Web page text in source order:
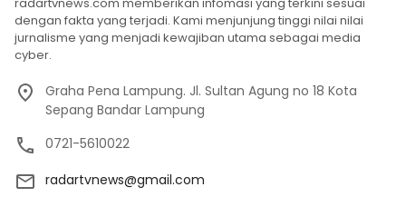
dengan fakta yang terjadi. Kami menjunjung tinggi nilai nilai
jurnalisme yang menjadi kewajiban utama sebagai media
cyber.
Graha Pena Lampung. Jl. Sultan Agung no 18 Kota
Sepang Bandar Lampung
0721-5610022
radartvnews@gmail.com